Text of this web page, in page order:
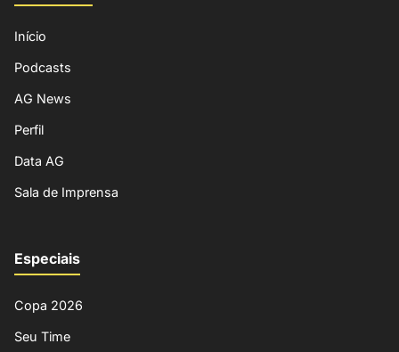
Início
Podcasts
AG News
Perfil
Data AG
Sala de Imprensa
Especiais
Copa 2026
Seu Time